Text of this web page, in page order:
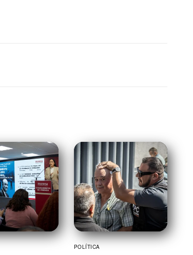
POLÍTICA